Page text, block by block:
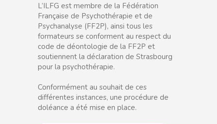
L’ILFG est membre de la Fédération
Française de Psychothérapie et de
Psychanalyse (FF2P), ainsi tous les
formateurs se conforment au respect du
code de déontologie de la FF2P et
soutiennent la déclaration de Strasbourg
pour la psychothérapie.
Conformément au souhait de ces
différentes instances, une procédure de
doléance a été mise en place.